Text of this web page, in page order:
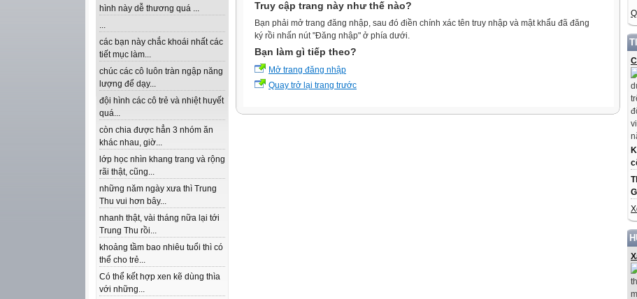
hình này dễ thương quá ...
...
các bạn này chắc khoái nhất các
tiết mục làm...
chúc các cô luôn tràn ngập năng
lượng để dạy...
đội hình các cô trẻ và nhiệt huyết
quá...
còn chia được hẳn 3 nhóm ăn
khác nhau, giờ...
lớp học nhìn khang trang và rộng
rãi thật, cũng...
những năm ngày xưa thì Trung
Thu vui hơn bây...
nhanh thật, vài tháng nữa lại tới
Trung Thu rồi...
khoảng tầm bao nhiêu tuổi thì có
thể cho trẻ...
Có thể kết hợp xen kẽ dùng thìa
với những...
Truy cập trang này như thế nào?
Bạn phải mở trang đăng nhập, sau đó điền chính xác tên truy nhập và mật khẩu đã đăng
ký rồi nhấn nút "Đăng nhập" ở phía dưới.
Bạn làm gì tiếp theo?
Mở trang đăng nhập
Quay trở lại trang trước